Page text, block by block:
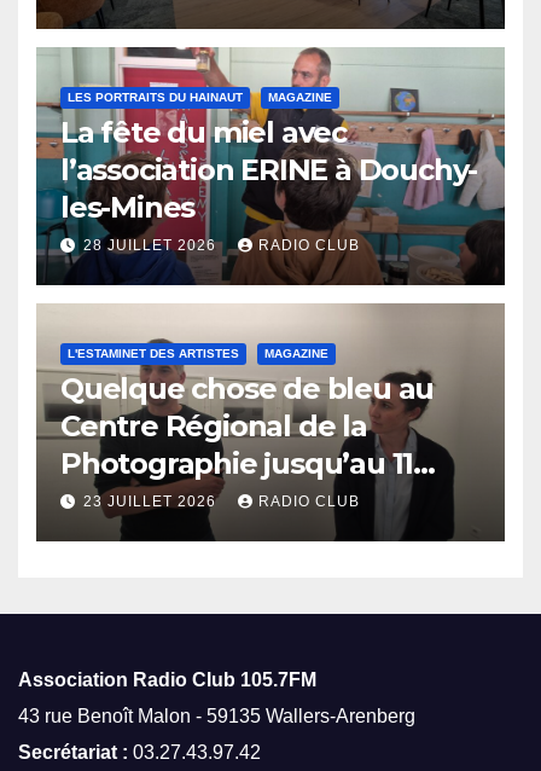
LES PORTRAITS DU HAINAUT MAGAZINE
La fête du miel avec
l’association ERINE à Douchy-
les-Mines
28 JUILLET 2026 RADIO CLUB
L'ESTAMINET DES ARTISTES MAGAZINE
Quelque chose de bleu au
Centre Régional de la
Photographie jusqu’au 11
octobre
23 JUILLET 2026 RADIO CLUB
Association Radio Club 105.7FM
43 rue Benoît Malon - 59135 Wallers-Arenberg
Secrétariat : 03.27.43.97.42